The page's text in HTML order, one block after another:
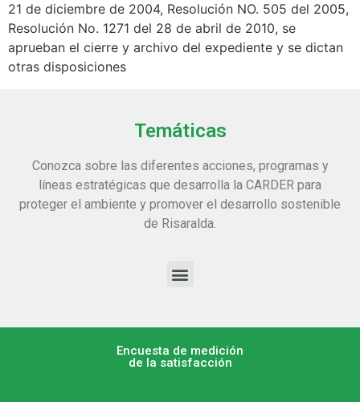
21 de diciembre de 2004, Resolución NO. 505 del 2005,
Resolución No. 1271 del 28 de abril de 2010, se
aprueban el cierre y archivo del expediente y se dictan
otras disposiciones
Temáticas
Conozca sobre las diferentes acciones, programas y
líneas estratégicas que desarrolla la CARDER para
proteger el ambiente y promover el desarrollo sostenible
de Risaralda.
Encuesta de medición
de la satisfacción